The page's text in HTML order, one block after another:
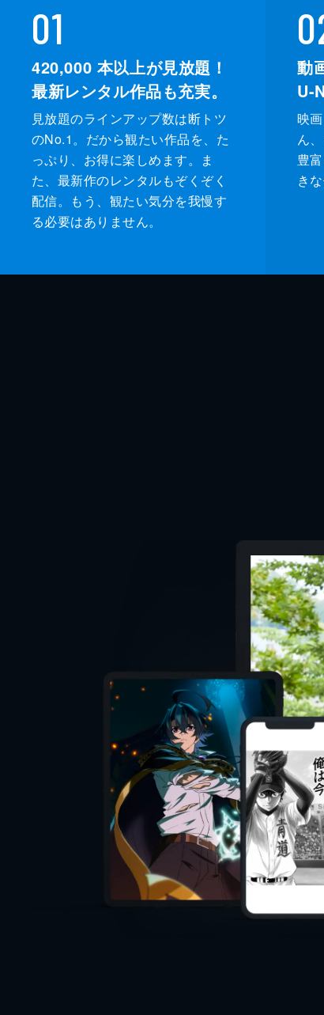
01
420,000 本以上が見放題！
最新レンタル作品も充実。
見放題のラインアップ数は断トツ
のNo.1。だから観たい作品を、た
っぷり、お得に楽しめます。ま
た、最新作のレンタルもぞくぞく
配信。もう、観たい気分を我慢す
る必要はありません。
動
U-
映
ん
豊
き